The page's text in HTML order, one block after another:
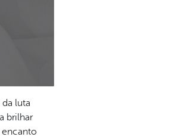
luta
brilhar
encanto